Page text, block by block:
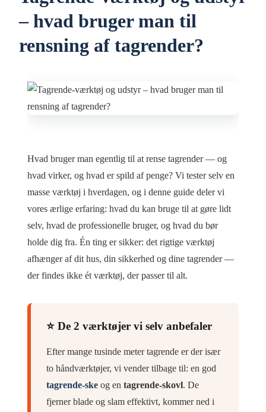
– hvad bruger man til
rensning af tagrender?
Hvad bruger man egentlig til at rense tagrender — og
hvad virker, og hvad er spild af penge? Vi tester selv en
masse værktøj i hverdagen, og i denne guide deler vi
vores ærlige erfaring: hvad du kan bruge til at gøre lidt
selv, hvad de professionelle bruger, og hvad du bør
holde dig fra. Én ting er sikker: det rigtige værktøj
afhænger af dit hus, din sikkerhed og dine tagrender —
der findes ikke ét værktøj, der passer til alt.
⭐ De 2 værktøjer vi selv anbefaler
Efter mange tusinde meter tagrende er der især
to håndværktøjer, vi vender tilbage til: en god
tagrende-ske og en tagrende-skovl. De
fjerner blade og slam effektivt, kommer ned i